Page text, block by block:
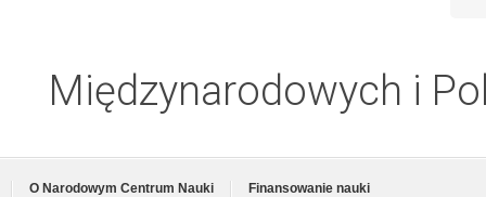
Międzynarodowych i
O Narodowym Centrum Nauki
Finansowanie nauki